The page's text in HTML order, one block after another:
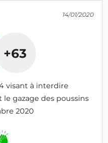
14/01/2020
+63
visant à interdire
gazage des poussins
2020